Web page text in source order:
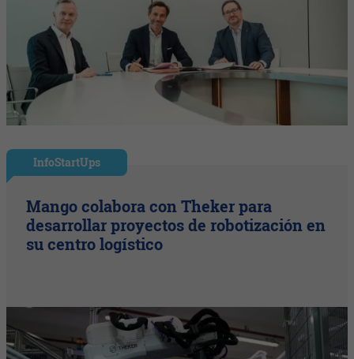
InfoStartUps
Mango colabora con Theker para
desarrollar proyectos de robotización en
su centro logístico